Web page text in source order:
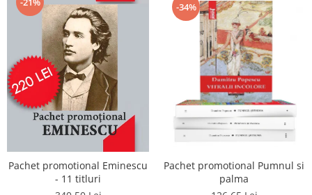
Pachet promotional Eminescu
- 11 titluri
-34%
Pachet promotional Pumnul si
palma